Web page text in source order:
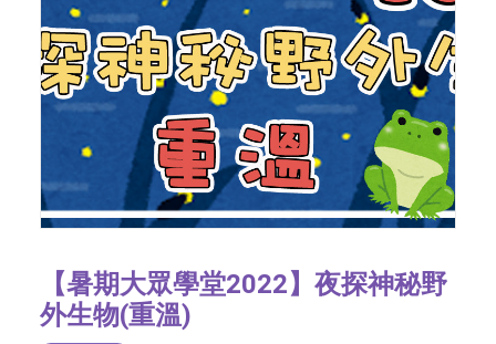
【暑期大眾學堂2022】夜探神秘野
外生物(重溫)